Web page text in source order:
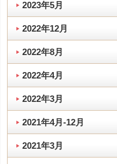
2023年5月
2022年12月
2022年8月
2022年4月
2022年3月
2021年4月-12月
2021年3月